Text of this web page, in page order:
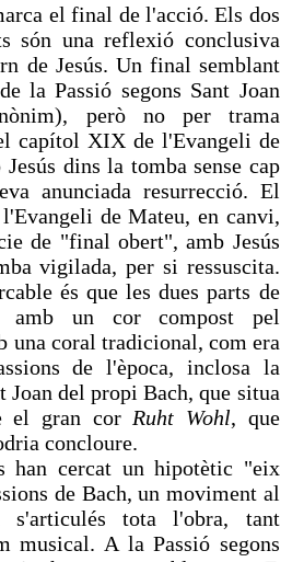
el final de l'acció. Els dos
són una reflexió conclusiva
de Jesús. Un final semblant
la Passió segons Sant Joan
però no per trama
capítol XIX de l'Evangeli de
dins la tomba sense cap
anunciada resurrecció. El
de Mateu, en canvi,
de "final obert", amb Jesús
vigilada, per si ressuscita.
és que les dues parts de
amb un cor compost pel
una coral tradicional, com era
de l'època, inclosa la
Joan del propi Bach, que situa
el gran cor Ruht Wohl, que
concloure.
han cercat un hipotètic "eix
de Bach, un moviment al
tota l'obra, tant
musical. A la Passió segons